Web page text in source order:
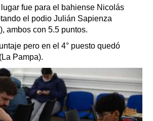
fue para el bahiense Nicolás
el podio Julián Sapienza
ambos con 5.5 puntos.
pero en el 4° puesto quedó
Pampa).